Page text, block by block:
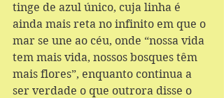
tinge de azul único, cuja linha é
ainda mais reta no infinito em que o
mar se une ao céu, onde “nossa vida
tem mais vida, nossos bosques têm
mais flores”, enquanto continua a
ser verdade o que outrora disse o